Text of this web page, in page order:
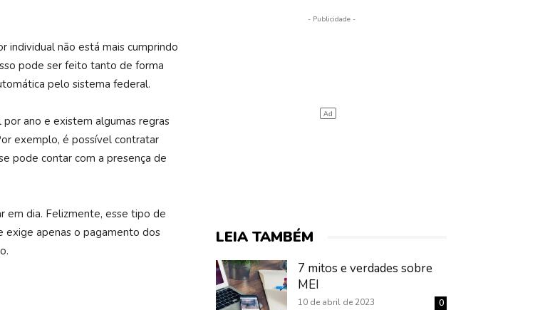
individual não está mais cumprindo
pode ser feito tanto de forma
pelo sistema federal.
ano e existem algumas regras
exemplo, é possível contratar
pode contar com a presença de
em dia. Felizmente, esse tipo de
exige apenas o pagamento dos
- Publicidade -
LEIA TAMBÉM
7 mitos e verdades sobre
MEI
10 de abril de 2023 0